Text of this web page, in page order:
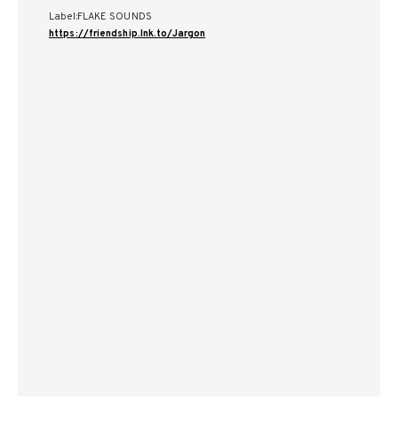
Label:FLAKE SOUNDS
https://friendship.lnk.to/Jargon